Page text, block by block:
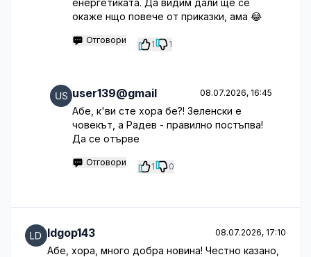
енергетиката. Да видим дали ще се
окаже нщо повече от приказки, ама 😂
Отговори 1 1
user139@gmail 08.07.2026, 16:45
Абе, к'ви сте хора бе?! Зеленски е
човекът, а Радев - правилно постъпва!
Да се отърве
Отговори 1 0
ldgop143 08.07.2026, 17:10
Абе, хора, много добра новина! Честно казано,